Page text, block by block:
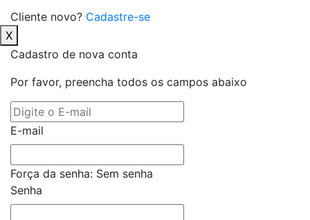
Cliente novo? Cadastre-se
X
Cadastro de nova conta
Por favor, preencha todos os campos abaixo
E-mail
Força da senha: Sem senha
Senha